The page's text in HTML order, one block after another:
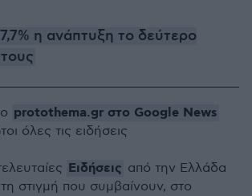
η ανάπτυξη το δεύτερο
protothema.gr στο Google News
όλες τις ειδήσεις
Ειδήσεις από την Ελλάδα
στιγμή που συμβαίνουν, στο